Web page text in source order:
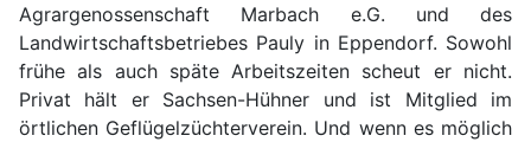
Agrargenossenschaft Marbach e.G. und des
Landwirtschaftsbetriebes Pauly in Eppendorf. Sowohl
frühe als auch späte Arbeitszeiten scheut er nicht.
Privat hält er Sachsen-Hühner und ist Mitglied im
örtlichen Geflügelzüchterverein. Und wenn es möglich